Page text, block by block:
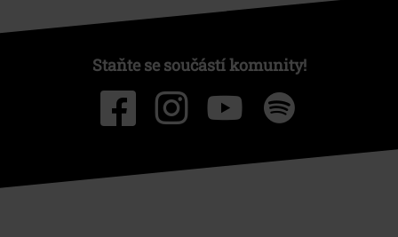
Staňte se součástí komunity!